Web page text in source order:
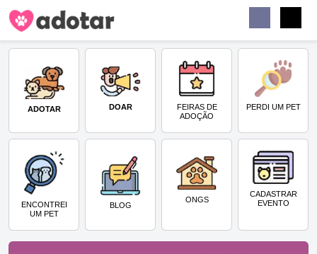
ADOTAR DOAR
FEIRAS DE
ADOÇÃO
PERDI UM PET
ENCONTREI
UM PET
BLOG
ONGS
CADASTRAR
EVENTO